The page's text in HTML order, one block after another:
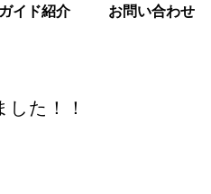
ガイド紹介 お問い合わせ
た！！